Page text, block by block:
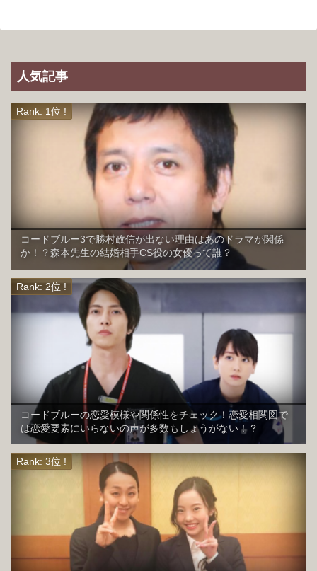
人気記事
コードブルー3で勝村政信が出ない理由はあのドラマが関係
か！？森本先生の結婚相手CS役の女優って誰？
コードブルーの恋愛模様や関係性をチェック！恋愛相関図で
は恋愛要素にいらないの声が多数もしょうがない！？